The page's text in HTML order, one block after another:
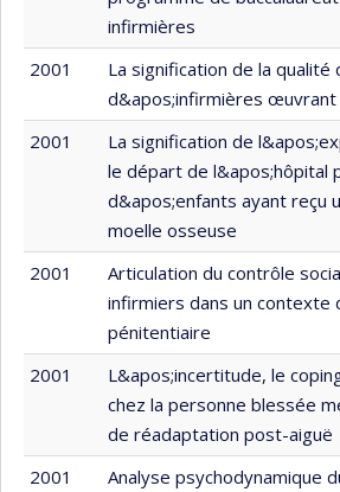
infirmières
2001
La signification de la qualité
d&apos;infirmières œuvrant
2001
La signification de
le départ de l&apos;hôpital
d&apos;enfants ayant reçu
moelle osseuse
2001
Articulation du contrôle
infirmiers dans un contexte
pénitentiaire
2001
L&apos;incertitude, le
chez la personne blessée
de réadaptation post-aiguë
2001
Analyse psychodynamique